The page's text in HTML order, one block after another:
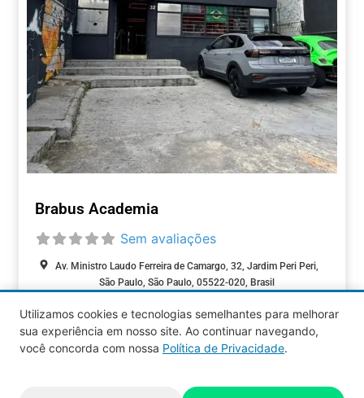
Brabus Academia
Sem avaliações
Av. Ministro Laudo Ferreira de Camargo, 32, Jardim Peri Peri,
São Paulo, São Paulo, 05522-020, Brasil
FITNESS / BEM-
ESTAR
Utilizamos cookies e tecnologias semelhantes para melhorar
sua experiência em nosso site. Ao continuar navegando,
você concorda com nossa Política de Privacidade.